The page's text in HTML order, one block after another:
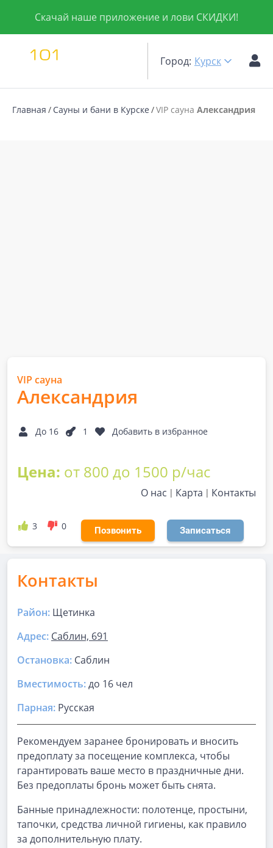
Скачай наше приложение и лови СКИДКИ!
Город: Курск
Главная Сауны и бани в Курске VIP сауна Александрия
VIP сауна
Александрия
До 16 1 Добавить в избранное
Цена: от 800 до 1500 р/час
О нас Карта Контакты
3 0 Позвонить Записаться
Контакты
Район: Щетинка
Адрес: Саблин, 691
Остановка: Саблин
Вместимость:до 16 чел
Парная: Русская
Рекомендуем заранее бронировать и вносить
предоплату за посещение комплекса, чтобы
гарантировать ваше место в праздничные дни.
Без предоплаты бронь может быть снята.
Банные принадлежности: полотенце, простыни,
тапочки, средства личной гигиены, как правило
за дополнительную плату.